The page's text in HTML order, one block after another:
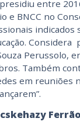
entre
e BNCC no
indicados
Considera
Perussolo,
Também
em reuniões